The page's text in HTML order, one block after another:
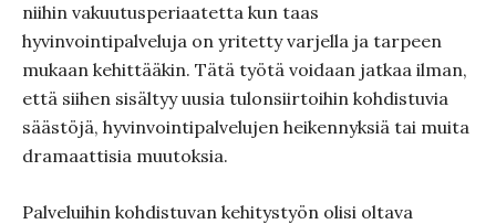
niihin vakuutusperiaatetta kun taas
hyvinvointipalveluja on yritetty varjella ja tarpeen
mukaan kehittääkin. Tätä työtä voidaan jatkaa ilman,
että siihen sisältyy uusia tulonsiirtoihin kohdistuvia
säästöjä, hyvinvointipalvelujen heikennyksiä tai muita
dramaattisia muutoksia.
Palveluihin kohdistuvan kehitystyön olisi oltava